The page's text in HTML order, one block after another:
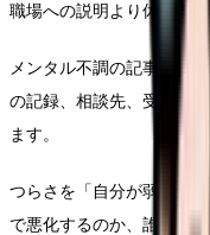
職場への説明より休む段取
メンタル不調の記事では
の記録、相談先、受診の
ます。
つらさを「自分が弱い」
で悪化するのか、誰との